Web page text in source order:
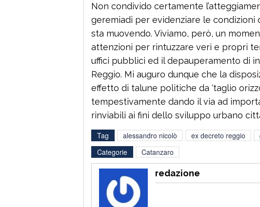
Non condivido certamente
geremiadi per evidenziare le condizioni
sta muovendo. Viviamo, però, un
attenzioni per rintuzzare veri e propri
uffici pubblici ed il depauperamento di
Reggio. Mi auguro dunque che la
effetto di talune politiche da ‘taglio
tempestivamente dando il via ad
rinviabili ai fini dello sviluppo urbano
Tag alessandro nicolò ex decreto reggio
Categorie
Catanzaro
redazione